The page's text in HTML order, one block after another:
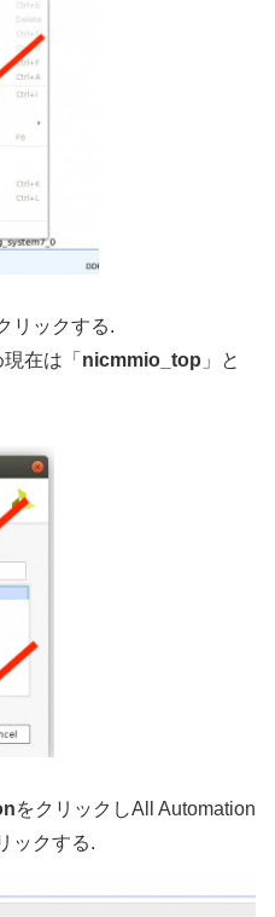
リックする.
在は「 nicmmio_top 」と
をクリックしAll Automation
ックする.